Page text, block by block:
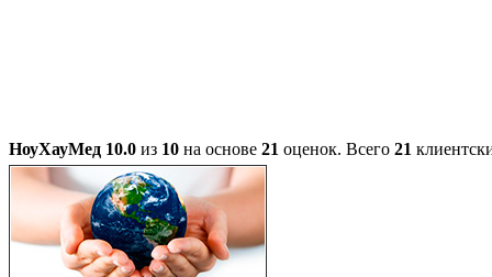
НоуХауМед 10.0 из 10 на основе 21 оценок. Всего 21